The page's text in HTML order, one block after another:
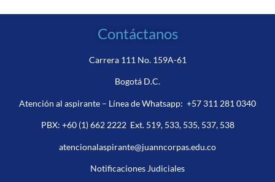
Contáctanos
Carrera 111 No. 159A-61
Bogotá D.C.
Atención al aspirante – Línea de Whatsapp: +57 311 281 0340
PBX: +60 (1) 662 2222Ext. 519, 533, 535, 537, 538
atencionalaspirante@juanncorpas.edu.co
Notificaciones Judiciales